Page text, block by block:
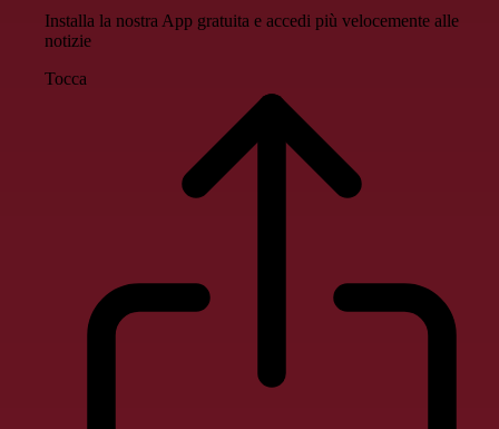
Installa la nostra App gratuita e accedi più velocemente alle
notizie
Tocca